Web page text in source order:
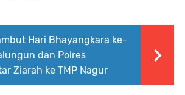
Hari Bhayangkara ke-
dan Polres
Ziarah ke TMP Nagur